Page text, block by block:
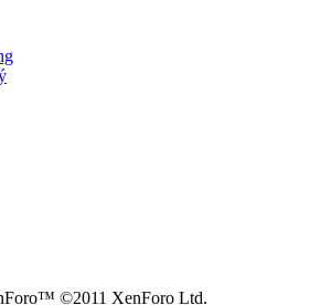
©2011 XenForo Ltd.